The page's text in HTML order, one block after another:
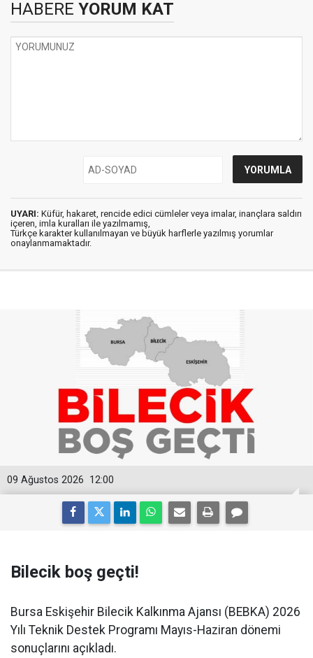
HABERE YORUM KAT
UYARI: Küfür, hakaret, rencide edici cümleler veya imalar, inançlara saldırı
içeren, imla kuralları ile yazılmamış,
Türkçe karakter kullanılmayan ve büyük harflerle yazılmış yorumlar
onaylanmamaktadır.
12:00
09 Ağustos 2026
Bilecik boş geçti!
Bursa Eskişehir Bilecik Kalkınma Ajansı (BEBKA) 2026
Yılı Teknik Destek Programı Mayıs-Haziran dönemi
sonuçlarını açıkladı.